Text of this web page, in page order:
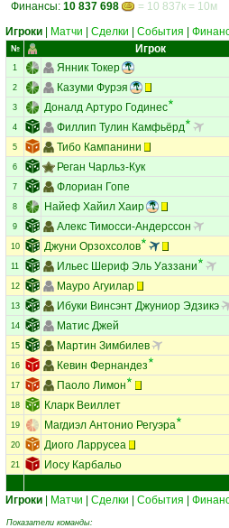
Финансы: 10 837 698
= 10 837к = 10м
Игроки
Матчи Сделки События
№ Игрок
1 Янник Токер
2 Казуми Фурэя
3 Доналд Артуро Годинес
4 Филлип Тулин Камфьёрд
5 Тибо Кампанини
6 Реган Чарльз-Кук
7 Флориан Гопе
8 Найеф Хайил Хаир
9 Алекс Тимосси-Андерссон
10 Джуни Орзохсолов
11 Ильес Шериф Эль Уаззани
12 Мауро Агуилар
13 Ибуки Винcэнт Джуниор Эдзикэ
14 Матис Джей
15 Мартин Зимбилев
16 Кевин Фернандез
17 Паоло Лимон
18 Кларк Веиллет
19 Магдиэл Антонио Регуэра
20 Диого Ларрусеа
21 Иосу Карбальо
Игроки Матчи Сделки События
Показатели команды: